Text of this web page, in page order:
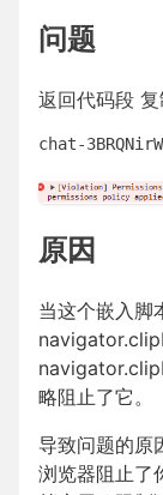
问题
返回代码段
原因
当这个嵌入脚
略阻止了它。
导致问题的原
浏览器阻止了